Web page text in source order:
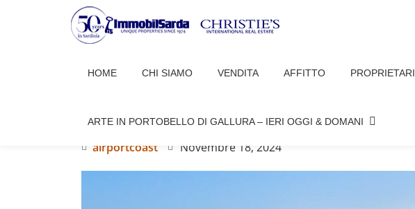
HOME CHI SIAMO VENDITA AFFITTO PROPRIETARI
ARTE IN PORTOBELLO DI GALLURA – IERI OGGI & DOMANI
UN’OFFERTA ESCLUSIVA IN GALLURA.
airportcoast Novembre 18, 2024